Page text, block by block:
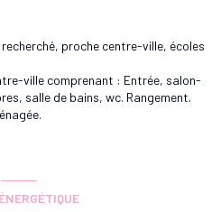
proche centre-ville, écoles
ville comprenant : Entrée, salon-
salle de bains, wc. Rangement.